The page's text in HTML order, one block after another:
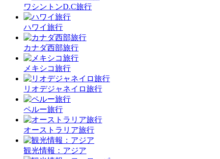
ワシントンD.C旅行
ハワイ旅行
カナダ西部旅行
メキシコ旅行
リオデジャネイロ旅行
ペルー旅行
オーストラリア旅行
観光情報：アジア